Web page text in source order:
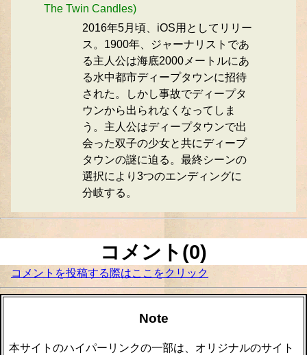
The Twin Candles)
2016年5月頃、iOS用としてリリー
ス。1900年、ジャーナリストであ
る主人公は海底2000メートルにあ
る水中都市ディープタウンに招待
された。しかし事故でディープタ
ウンから出られなくなってしま
う。主人公はディープタウンで出
会った双子の少女と共にディープ
タウンの謎に迫る。最終シーンの
選択により3つのエンディングに
分岐する。
コメント(0)
コメントを投稿する際はここをクリック
Note
本サイトのハイパーリンクの一部は、オリジナルのサイト